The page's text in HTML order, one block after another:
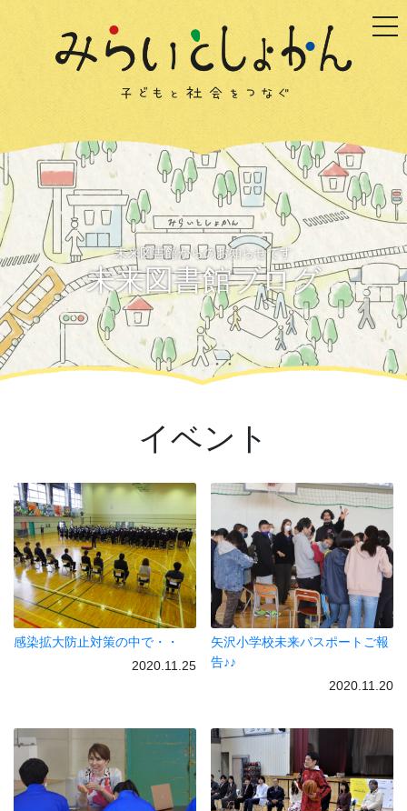
未来図書館からのお知らせです
未来図書館ブログ
イベント
感染拡大防止対策の中で・・
2020.11.25
矢沢小学校未来パスポートご報
告♪♪
2020.11.20